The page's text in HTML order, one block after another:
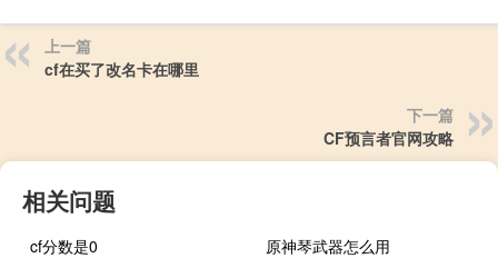
上一篇
cf在买了改名卡在哪里
下一篇
CF预言者官网攻略
相关问题
cf分数是0
原神琴武器怎么用